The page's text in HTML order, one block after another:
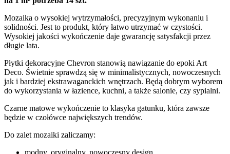
Mozaika o wysokiej wytrzymałości, precyzyjnym wykonaniu i
solidności. Jest to produkt, który łatwo utrzymać w czystości.
Wysokiej jakości wykończenie daje gwarancję satysfakcji przez
długie lata.
Płytki dekoracyjne Chevron stanowią nawiązanie do epoki Art
Deco. Świetnie sprawdzą się w minimalistycznych, nowoczesnych
jak i bardziej ekstrawaganckich wnętrzach. Będą dobrym wyborem
do wykorzystania w łazience, kuchni, a także salonie, czy sypialni.
Czarne matowe wykończenie to klasyka gatunku, która zawsze
będzie w czołówce największych trendów.
Do zalet mozaiki zaliczamy:
modny, oryginalny, nowoczesny design,